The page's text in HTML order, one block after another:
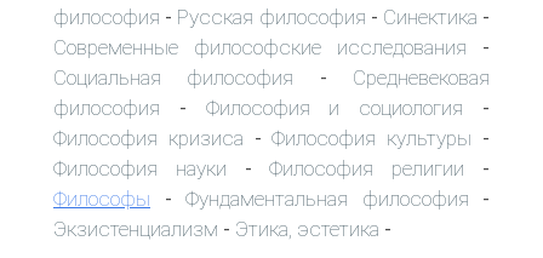
философия - Русская философия - Синектика -
Современные философские исследования -
Социальная философия - Средневековая
философия - Философия и социология -
Философия кризиса -Философия культуры -
Философия науки -Философия религии -
Философы - Фундаментальная философия -
Экзистенциализм - Этика, эстетика -